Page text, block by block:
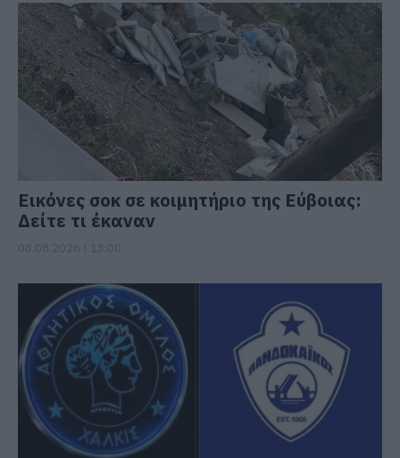
Εικόνες σοκ σε κοιμητήριο της Εύβοιας:
Δείτε τι έκαναν